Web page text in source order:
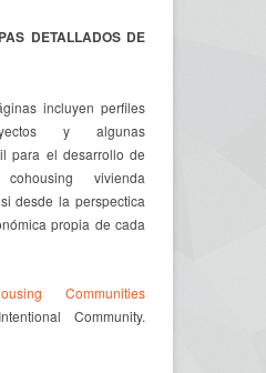
DETALLADOS DE
incluyen perfiles
y algunas
para el desarrollo de
vivienda
desde la perspectica
propia de cada
Communities
Community.